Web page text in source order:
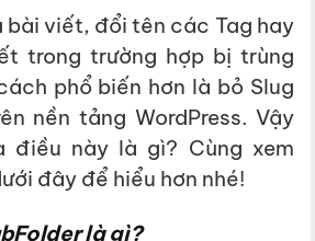
bài viết, đổi tên các Tag hay
trong trường hợp bị trùng
phổ biến hơn là bỏ Slug
nền tảng WordPress. Vậy
điều này là gì? Cùng xem
đây để hiểu hơn nhé!
là gì?